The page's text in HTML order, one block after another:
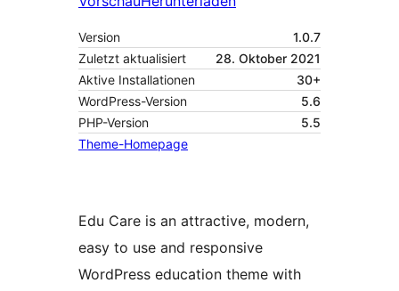
Version
1.0.7
Zuletzt aktualisiert
28. Oktober 2021
Aktive Installationen
30+
WordPress-Version
5.6
PHP-Version
5.5
Theme-Homepage
Edu Care is an attractive, modern,
easy to use and responsive
WordPress education theme with